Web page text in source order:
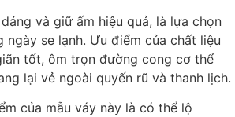
và giữ ấm hiệu quả, là lựa chọn
ngày se lạnh. Ưu điểm của chất liệu
tốt, ôm trọn đường cong cơ thể
lại vẻ ngoài quyến rũ và thanh lịch.
của mẫu váy này là có thể lộ